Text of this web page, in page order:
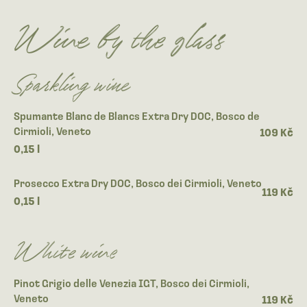
Wine by the glass
Sparkling wine
Spumante Blanc de Blancs Extra Dry DOC, Bosco de
Cirmioli, Veneto
0,15 l
109 Kč
Prosecco Extra Dry DOC, Bosco dei Cirmioli, Veneto
0,15 l
119 Kč
White wine
Pinot Grigio delle Venezia IGT, Bosco dei Cirmioli,
Veneto
119 Kč